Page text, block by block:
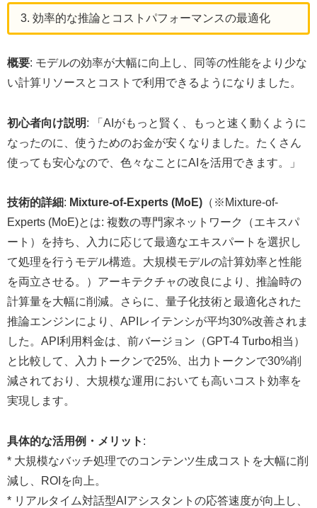
3. 効率的な推論とコストパフォーマンスの最適化
概要: モデルの効率が大幅に向上し、同等の性能をより少な
い計算リソースとコストで利用できるようになりました。
初心者向け説明: 「AIがもっと賢く、もっと速く動くように
なったのに、使うためのお金が安くなりました。たくさん
使っても安心なので、色々なことにAIを活用できます。」
技術的詳細: Mixture-of-Experts (MoE) （※Mixture-of-
Experts (MoE)とは: 複数の専門家ネットワーク（エキスパ
ート）を持ち、入力に応じて最適なエキスパートを選択し
て処理を行うモデル構造。大規模モデルの計算効率と性能
を両立させる。）アーキテクチャの改良により、推論時の
計算量を大幅に削減。さらに、量子化技術と最適化された
推論エンジンにより、APIレイテンシが平均30%改善されま
した。API利用料金は、前バージョン（GPT-4 Turbo相当）
と比較して、入力トークンで25%、出力トークンで30%削
減されており、大規模な運用においても高いコスト効率を
実現します。
具体的な活用例・メリット :
* 大規模なバッチ処理でのコンテンツ生成コストを大幅に削
減し、ROIを向上。
* リアルタイム対話型AIアシスタントの応答速度が向上し、